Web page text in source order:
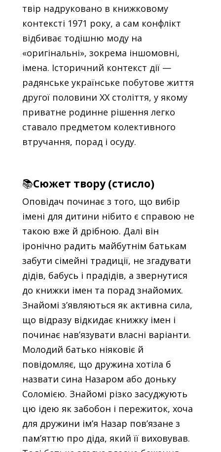
твір надруковано в книжковому
контексті 1971 року, а сам конфлікт
відбиває тодішню моду на
«оригінальні», зокрема іншомовні,
імена. Історичний контекст дії —
радянське українське побутове життя
другої половини XX століття, у якому
приватне родинне рішення легко
ставало предметом колективного
втручання, порад і осуду.
📚Сюжет твору (стисло)
Оповідач починає з того, що вибір
імені для дитини нібито є справою не
такою вже й дрібною. Далі він
іронічно радить майбутнім батькам
забути сімейні традиції, не згадувати
дідів, бабусь і прадідів, а звернутися
до книжки імен та порад знайомих.
Знайомі з’являються як активна сила,
що відразу відкидає книжку імен і
починає нав’язувати власні варіанти.
Молодий батько ніяковіє й
повідомляє, що дружина хотіла б
назвати сина Назаром або доньку
Соломією. Знайомі різко засуджують
цю ідею як забобон і пережиток, хоча
для дружини ім’я Назар пов’язане з
пам’яттю про діда, який її виховував.